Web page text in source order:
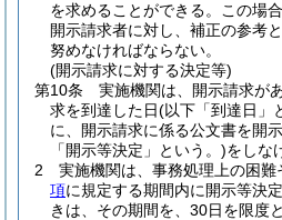
を求めることができる。
この場
開示請求者に対し、補正の参考
努めなければならない。
(開示請求に対する決定等)
第10条
実施機関は、開示請求が
求を到達した日(以下「到達日」
に、開示請求に係る公文書を開
「開示等決定」という。)をしな
2
実施機関は、事務処理上の困難
項に規定する期間内に開示等決
きは、その期間を、30日を限度